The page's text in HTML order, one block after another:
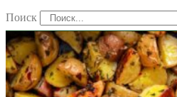
Поиск